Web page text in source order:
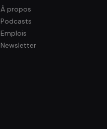
À propos
Podcasts
Emplois
Newsletter